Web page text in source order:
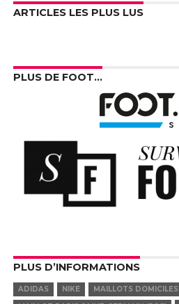
ARTICLES LES PLUS LUS
PLUS DE FOOT…
PLUS D’INFORMATIONS
ADIDAS NIKE
MAILLOTS DOMICILES